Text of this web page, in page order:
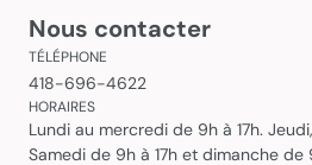
Nous contacter
TÉLÉPHONE
418-696-4622
HORAIRES
Lundi au mercredi de 9h à 17h.
Samedi de 9h à 17h et dimanche de